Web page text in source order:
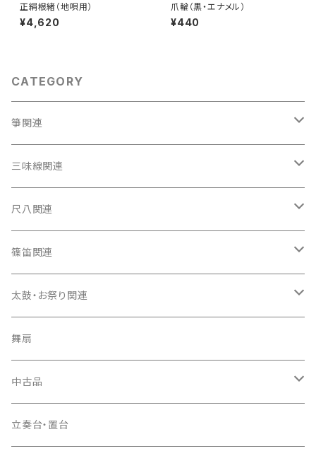
正絹根緒（地唄用）
¥4,620
爪輪（黒・エナメル）
¥440
CATEGORY
箏関連
箏（本体）
箏カバー
箏袋
口前袋・尾布
爪・爪輪
爪入
爪駒入
三味線関連
三味線（本体）
三味線ケース
長トランク・三ツ折トランク
ソフトケース
雨用カバー
長袋・三ツ組袋・胴袋
胴掛
根緒
尺八関連
尺八（本体）
尺八袋
歌口キャップ
つゆ切り
篠笛関連
篠笛（本体）
お祭り用６穴
お祭り用７穴
篠笛袋
太鼓・お祭り関連
太鼓（本体）
太鼓撥
手拍子（チャンチャン）
舞扇
中古品
箏（本体）
立奏台・置台